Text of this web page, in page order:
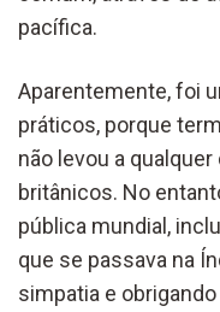
pacífica.
Aparentemente, foi
práticos, porque
não levou a
britânicos. No
pública mundial,
que se passava na
simpatia e